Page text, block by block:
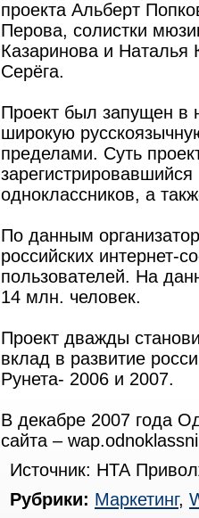
проекта Альберт
Перова, солистки
Казаринова и Наталья
Серёга.
Проект был запущен в
широкую
пределами. Суть
одноклассников, а
По данным
российских интернет-
пользователей. На
14 млн. человек.
Проект дважды
вклад в развитие
Рунета- 2006 и 2007.
В декабре 2007 года
сайта –
Источник: НТА
Рубрики: Маркетинг,